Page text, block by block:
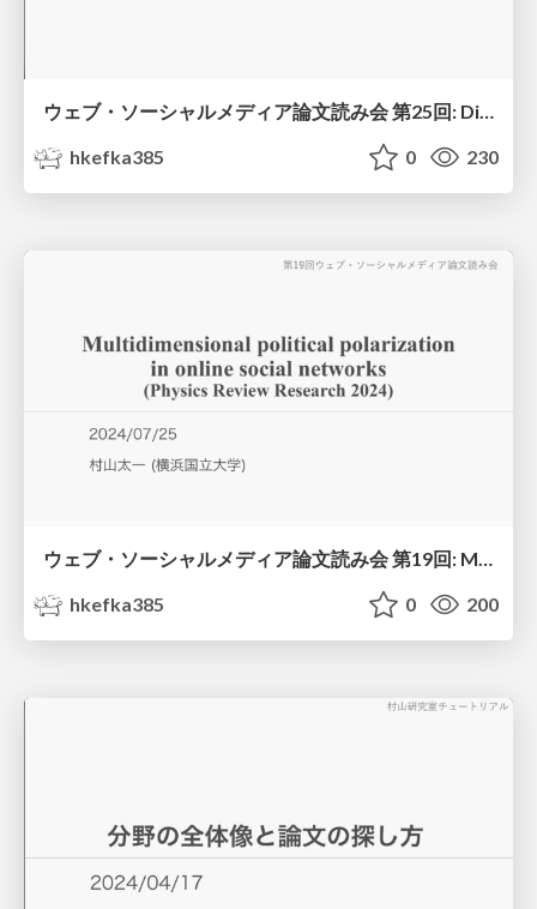
ウェブ・ソーシャルメディア論文読み会 第25回: Differences in misinformation sharing can lead to politically asymmetric sanctions (Nature, 2024)
hkefka385
0 230
hkefka385
0 200